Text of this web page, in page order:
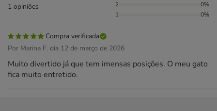
1 opiniões
2
0%
1
0%
Compra verificada
Por Marina F. dia 12 de março de 2026
Muito divertido já que tem imensas posições. O meu gato
fica muito entretido.